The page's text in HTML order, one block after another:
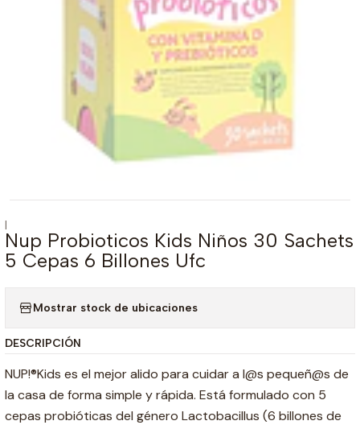
|
Nup Probioticos Kids Niños 30 Sachets
5 Cepas 6 Billones Ufc
Mostrar stock de ubicaciones
DESCRIPCIÓN
NUP!®Kids es el mejor alido para cuidar a l@s pequeñ@s de
la casa de forma simple y rápida. Está formulado con 5
cepas probióticas del género Lactobacillus (6 billones de